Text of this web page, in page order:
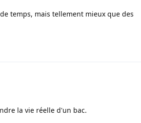
temps, mais tellement mieux que des
la vie réelle d'un bac.